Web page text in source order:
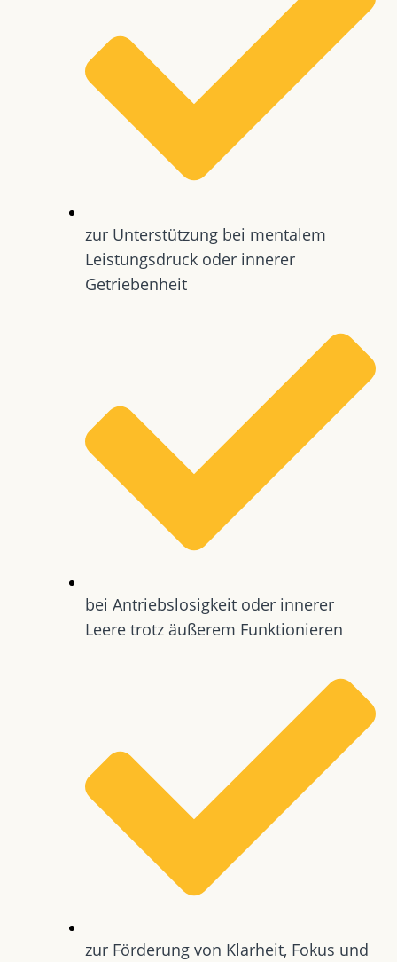
zur Unterstützung bei mentalem
Leistungsdruck oder innerer
Getriebenheit
bei Antriebslosigkeit oder innerer
Leere trotz äußerem Funktionieren
zur Förderung von Klarheit, Fokus und